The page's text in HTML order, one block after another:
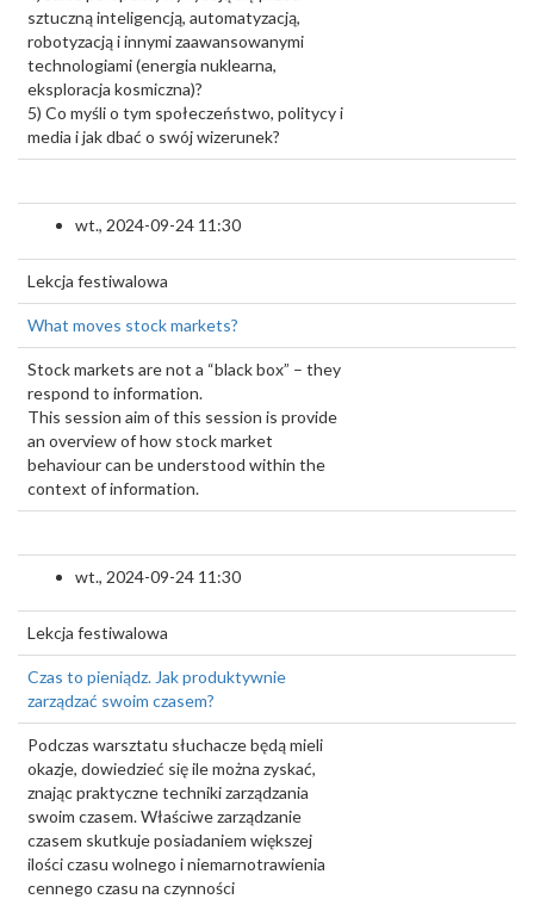
sztuczną inteligencją, automatyzacją,
robotyzacją i innymi zaawansowanymi
technologiami (energia nuklearna,
eksploracja kosmiczna)?
5) Co myśli o tym społeczeństwo, politycy i
media i jak dbać o swój wizerunek?
wt., 2024-09-24 11:30
Lekcja festiwalowa
What moves stock markets?
Stock markets are not a “black box” – they
respond to information.
This session aim of this session is provide
an overview of how stock market
behaviour can be understood within the
context of information.
wt., 2024-09-24 11:30
Lekcja festiwalowa
Czas to pieniądz. Jak produktywnie
zarządzać swoim czasem?
Podczas warsztatu słuchacze będą mieli
okazje, dowiedzieć się ile można zyskać,
znając praktyczne techniki zarządzania
swoim czasem. Właściwe zarządzanie
czasem skutkuje posiadaniem większej
ilości czasu wolnego i niemarnotrawienia
cennego czasu na czynności